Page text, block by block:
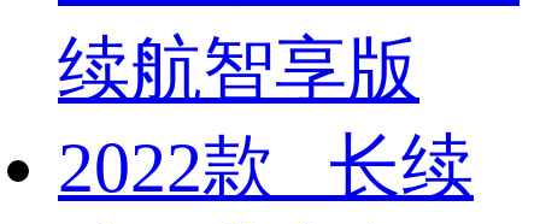
续航智享版
2022款 长续